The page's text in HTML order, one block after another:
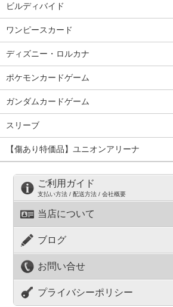
ビルディバイド
ワンピースカード
ディズニー・ロルカナ
ポケモンカードゲーム
ガンダムカードゲーム
スリーブ
【傷あり特価品】ユニオンアリーナ
ご利用ガイド
支払い方法 / 配送方法 / 会社概要
当店について
ブログ
お問い合せ
プライバシーポリシー